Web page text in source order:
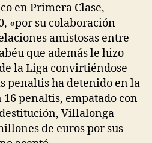
en Primera Clase,
«por su colaboración
amistosas entre
que además le hizo
la Liga convirtiéndose
penaltis ha detenido en la
penaltis, empatado con
Villalonga
de euros por sus